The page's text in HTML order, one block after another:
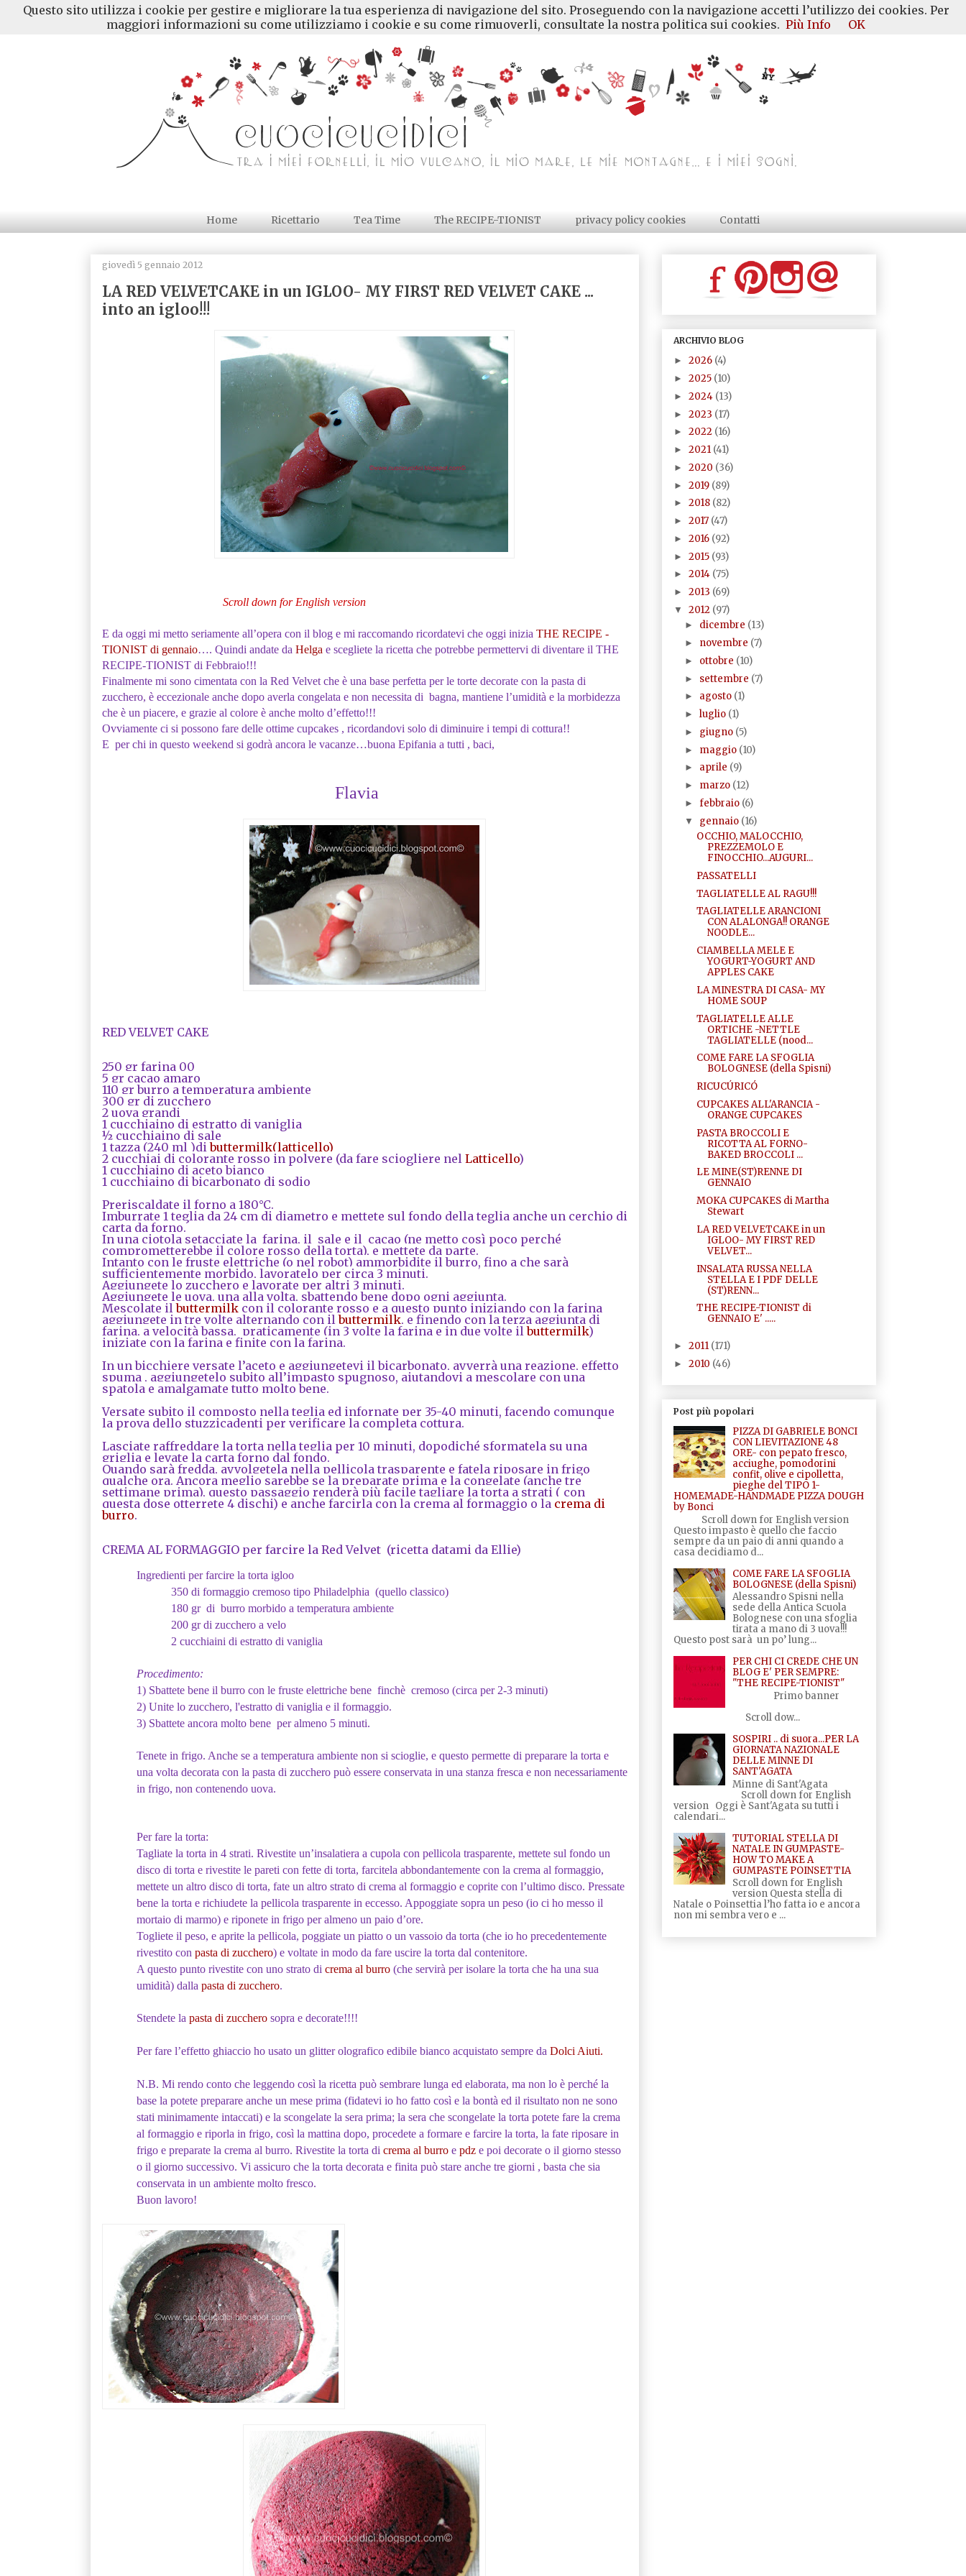
Home Ricettario Tea Time The RECIPE-TIONIST privacy policy cookies Contatti
giovedì 5 gennaio 2012
LA RED VELVETCAKE in un IGLOO- MY FIRST RED VELVET CAKE ...
into an igloo!!!
Scroll down for English version
E da oggi mi metto seriamente all’opera con il blog e mi raccomando ricordatevi che oggi inizia THE RECIPE -
TIONIST di gennaio…. Quindi andate da Helga e scegliete la ricetta che potrebbe permettervi di diventare il THE
RECIPE-TIONIST di Febbraio!!!
Finalmente mi sono cimentata con la Red Velvet che è una base perfetta per le torte decorate con la pasta di
zucchero, è eccezionale anche dopo averla congelata e non necessita di bagna, mantiene l’umidità e la morbidezza
che è un piacere, e grazie al colore è anche molto d’effetto!!!
Ovviamente ci si possono fare delle ottime cupcakes , ricordandovi solo di diminuire i tempi di cottura!!
E per chi in questo weekend si godrà ancora le vacanze…buona Epifania a tutti , baci,
Flavia
RED VELVET CAKE
250 gr farina 00
5 gr cacao amaro
110 gr burro a temperatura ambiente
300 gr di zucchero
2 uova grandi
1 cucchiaino di estratto di vaniglia
½ cucchiaino di sale
1 tazza (240 ml )dibuttermilk(latticello)
2 cucchiai di colorante rosso in polvere (da fare sciogliere nel Latticello)
1 cucchiaino di aceto bianco
1 cucchiaino di bicarbonato di sodio
Preriscaldate il forno a 180°C.
Imburrate 1 teglia da 24 cm di diametro e mettete sul fondo della teglia anche un cerchio di
carta da forno.
In una ciotola setacciate la farina, il sale e il cacao (ne metto così poco perché
comprometterebbe il colore rosso della torta), e mettete da parte.
Intanto con le fruste elettriche (o nel robot) ammorbidite il burro, fino a che sarà
sufficientemente morbido, lavoratelo per circa 3 minuti.
Aggiungete lo zucchero e lavorate per altri 3 minuti.
Aggiungete le uova, una alla volta, sbattendo bene dopo ogni aggiunta.
Mescolate ilbuttermilkcon il colorante rosso e a questo punto iniziando con la farina
aggiungete in tre volte alternando con il buttermilk, e finendo con la terza aggiunta di
farina, a velocità bassa, praticamente (in 3 volte la farina e in due volte ilbuttermilk)
iniziate con la farina e finite con la farina.
In un bicchiere versate l’aceto e aggiungetevi il bicarbonato, avverrà una reazione, effetto
spuma , aggiungetelo subito all’impasto spugnoso, aiutandovi a mescolare con una
spatola e amalgamate tutto molto bene.
Versate subito il composto nella teglia ed infornate per 35-40 minuti, facendo comunque
la prova dello stuzzicadenti per verificare la completa cottura.
Lasciate raffreddare la torta nella teglia per 10 minuti, dopodiché sformatela su una
griglia e levate la carta forno dal fondo.
Quando sarà fredda, avvolgetela nella pellicola trasparente e fatela riposare in frigo
qualche ora. Ancora meglio sarebbe se la preparate prima e la congelate (anche tre
settimane prima), questo passaggio renderà più facile tagliare la torta a strati ( con
questa dose otterrete 4 dischi) e anche farcirla con la crema al formaggio o la crema di
burro.
CREMA AL FORMAGGIO per farcire la Red Velvet (ricetta datami da Ellie)
Ingredienti per farcire la torta igloo
350di formaggio cremoso tipo Philadelphia (quello classico)
180 gr di burro morbido a temperatura ambiente
200 gr di zucchero a velo
2 cucchiaini di estratto di vaniglia
Procedimento:
1) Sbattete bene il burro con le fruste elettriche bene finchè cremoso (circa per 2-3 minuti)
2) Unite lo zucchero, l'estratto di vaniglia e il formaggio.
3) Sbattete ancora molto bene per almeno 5 minuti.
Tenete in frigo. Anche se a temperatura ambiente non si scioglie, e questo permette di preparare la torta e
una volta decorata con la pasta di zucchero può essere conservata in una stanza fresca e non necessariamente
in frigo, non contenendo uova.
Per fare la torta:
Tagliate la torta in 4 strati. Rivestite un’insalatiera a cupola con pellicola trasparente, mettete sul fondo un
disco di torta e rivestite le pareti con fette di torta, farcitela abbondantemente con la crema al formaggio,
mettete un altro disco di torta, fate un altro strato di crema al formaggio e coprite con l’ultimo disco. Pressate
bene la torta e richiudete la pellicola trasparente in eccesso. Appoggiate sopra un peso (io ci ho messo il
mortaio di marmo) e riponete in frigo per almeno un paio d’ore.
Togliete il peso, e aprite la pellicola, poggiate un piatto o un vassoio da torta (che io ho precedentemente
rivestito con pasta di zucchero) e voltate in modo da fare uscire la torta dal contenitore.
A questo punto rivestite con uno strato di crema al burro(che servirà per isolare la torta che ha una sua
umidità) dalla pasta di zucchero.
Stendete la pasta di zucchero sopra e decorate!!!!
Per fare l’effetto ghiaccio ho usato un glitter olografico edibile bianco acquistato sempre da Dolci Aiuti.
N.B. Mi rendo conto che leggendo così la ricetta può sembrare lunga ed elaborata, ma non lo è perché la
base la potete preparare anche un mese prima (fidatevi io ho fatto così e la bontà ed il risultato non ne sono
stati minimamente intaccati) e la scongelate la sera prima; la sera che scongelate la torta potete fare la crema
al formaggio e riporla in frigo, così la mattina dopo, procedete a formare e farcire la torta, la fate riposare in
frigo e preparate la crema al burro. Rivestite la torta di crema al burro e pdz e poi decorate o il giorno stesso
o il giorno successivo. Vi assicuro che la torta decorata e finita può stare anche tre giorni , basta che sia
conservata in un ambiente molto fresco.
Buon lavoro!
ARCHIVIO BLOG
► 2026 (4)
► 2025 (10)
► 2024 (13)
► 2023 (17)
► 2022 (16)
► 2021 (41)
► 2020 (36)
► 2019 (89)
► 2018 (82)
► 2017 (47)
► 2016 (92)
► 2015 (93)
► 2014 (75)
► 2013 (69)
▼ 2012 (97)
► dicembre (13)
► novembre (7)
► ottobre (10)
► settembre (7)
► agosto (1)
►luglio (1)
► giugno (5)
► maggio (10)
► aprile (9)
► marzo (12)
►febbraio (6)
▼ gennaio (16)
OCCHIO, MALOCCHIO,
PREZZEMOLO E
FINOCCHIO...AUGURI...
PASSATELLI
TAGLIATELLE AL RAGU!!!
TAGLIATELLE ARANCIONI
CON ALALONGA!! ORANGE
NOODLE...
CIAMBELLA MELE E
YOGURT-YOGURT AND
APPLES CAKE
LA MINESTRA DI CASA- MY
HOME SOUP
TAGLIATELLE ALLE
ORTICHE -NETTLE
TAGLIATELLE (nood...
COME FARE LA SFOGLIA
BOLOGNESE (della Spisni)
RICUCÚRICÓ
CUPCAKES ALL'ARANCIA -
ORANGE CUPCAKES
PASTA BROCCOLI E
RICOTTA AL FORNO-
BAKED BROCCOLI ...
LE MINE(ST)RENNE DI
GENNAIO
MOKA CUPCAKES di Martha
Stewart
LA RED VELVETCAKE in un
IGLOO- MY FIRST RED
VELVET...
INSALATA RUSSA NELLA
STELLA E I PDF DELLE
(ST)RENN...
THE RECIPE-TIONIST di
GENNAIO E' .....
► 2011 (171)
► 2010 (46)
Post più popolari
PIZZA DI GABRIELE BONCI
CON LIEVITAZIONE 48
ORE- con pepato fresco,
acciughe, pomodorini
confit, olive e cipolletta,
pieghe del TIPO 1-
HOMEMADE-HANDMADE PIZZA DOUGH
by Bonci
Scroll down for English version
Questo impasto è quello che faccio
sempre da un paio di anni quando a
casa decidiamo d...
COME FARE LA SFOGLIA
BOLOGNESE (della Spisni)
Alessandro Spisni nella
sede della Antica Scuola
Bolognese con una sfoglia
tirata a mano di 3 uova!!!
Questo post sarà un po’ lung...
PER CHI CI CREDE CHE UN
BLOG E' PER SEMPRE:
"THE RECIPE-TIONIST"
Primo banner
Scroll dow...
SOSPIRI .. di suora...PER LA
GIORNATA NAZIONALE
DELLE MINNE DI
SANT'AGATA
Minne di Sant'Agata
Scroll down for English
version Oggi è Sant'Agata su tutti i
calendari...
TUTORIAL STELLA DI
NATALE IN GUMPASTE-
HOW TO MAKE A
GUMPASTE POINSETTIA
Scroll down for English
version Questa stella di
Natale o Poinsettia l’ho fatta io e ancora
non mi sembra vero e ...
Questo sito utilizza i cookie per gestire e migliorare la tua esperienza di navigazione del sito. Proseguendo con la navigazione accetti l’utilizzo dei cookies. Per
maggiori informazioni su come utilizziamo i cookie e su come rimuoverli, consultate la nostra politica sui cookies. Più Info OK